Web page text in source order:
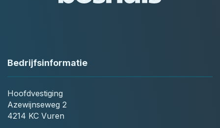
Bedrijfsinformatie
Hoofdvestiging
Azewijnseweg 2
4214 KC Vuren